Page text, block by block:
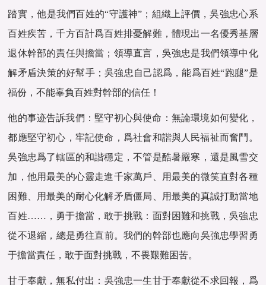
踏實，他是我們百姓的“守護神”；組織上評價，吳強忠心系
百姓疾苦，千方百計爲百姓排憂解難，體現出一名優秀基層
退休幹部的責任與擔當；領導直言，吳強忠是我們領導中化
解矛盾決策的好幫手；吳強忠自己認爲，能爲百姓“跑腿”是
福份，不能辜負百姓對幹部的信任！
他的事迹告訴我們：‌‌堅守初心與使命‌：‌無論環境如何變化，‌
都應堅守初心，‌牢記使命，‌爲社會和諧與人民福祉而奮鬥‌。
吳強忠爲了轄區的和諧穩定，不管是酷暑嚴寒，還是風雪交
加，他用最美的心靈走進千家萬戶、用最美的微笑直對各種
困難、用最美的耐心化解矛盾僵局、用最美的真誠打動當地
百姓……，勇于擔當，‌敢于挑戰‌：‌面對困難和挑戰，‌吳強忠
從不退縮，‌總是勇往直前。‌我們的幹部也應向吳強忠學習勇
于擔當責任，‌敢于面對挑戰，‌不畏艱難困苦。‌
甘于奉獻，‌無私付出‌：‌吳強忠一生甘于奉獻從不求回報，‌爲